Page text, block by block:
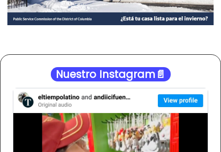
Nuestro Instagram📄